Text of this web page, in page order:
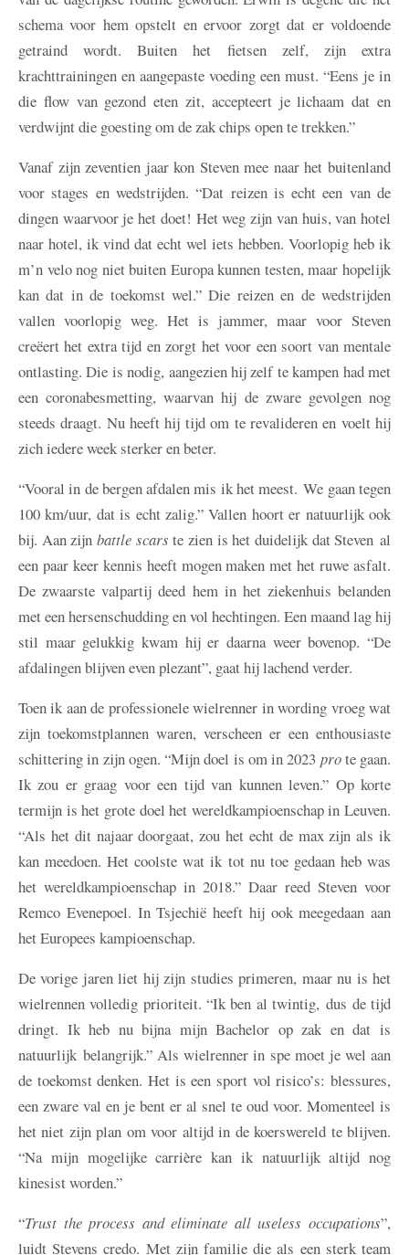
schema voor hem opstelt en ervoor zorgt dat er voldoende
getraind wordt. Buiten het fietsen zelf, zijn extra
krachttrainingen en aangepaste voeding een must. “Eens je in
die flow van gezond eten zit, accepteert je lichaam dat en
verdwijnt die goesting om de zak chips open te trekken.”
Vanaf zijn zeventien jaar kon Steven mee naar het buitenland
voor stages en wedstrijden. “Dat reizen is echt een van de
dingen waarvoor je het doet! Het weg zijn van huis, van hotel
naar hotel, ik vind dat echt wel iets hebben. Voorlopig heb ik
m’n velo nog niet buiten Europa kunnen testen, maar hopelijk
kan dat in de toekomst wel.” Die reizen en de wedstrijden
vallen voorlopig weg. Het is jammer, maar voor Steven
creëert het extra tijd en zorgt het voor een soort van mentale
ontlasting. Die is nodig, aangezien hij zelf te kampen had met
een coronabesmetting, waarvan hij de zware gevolgen nog
steeds draagt. Nu heeft hij tijd om te revalideren en voelt hij
zich iedere week sterker en beter.
“Vooral in de bergen afdalen mis ik het meest. We gaan tegen
100 km/uur, dat is echt zalig.” Vallen hoort er natuurlijk ook
bij. Aan zijn battle scars te zien is het duidelijk dat Steven al
een paar keer kennis heeft mogen maken met het ruwe asfalt.
De zwaarste valpartij deed hem in het ziekenhuis belanden
met een hersenschudding en vol hechtingen. Een maand lag hij
stil maar gelukkig kwam hij er daarna weer bovenop. “De
afdalingen blijven even plezant”, gaat hij lachend verder.
Toen ik aan de professionele wielrenner in wording vroeg wat
zijn toekomstplannen waren, verscheen er een enthousiaste
schittering in zijn ogen. “Mijn doel is om in 2023 prote gaan.
Ik zou er graag voor een tijd van kunnen leven.” Op korte
termijn is het grote doel het wereldkampioenschap in Leuven.
“Als het dit najaar doorgaat, zou het echt de max zijn als ik
kan meedoen. Het coolste wat ik tot nu toe gedaan heb was
het wereldkampioenschap in 2018.” Daar reed Steven voor
Remco Evenepoel. In Tsjechië heeft hij ook meegedaan aan
het Europees kampioenschap.
De vorige jaren liet hij zijn studies primeren, maar nu is het
wielrennen volledig prioriteit. “Ik ben al twintig, dus de tijd
dringt. Ik heb nu bijna mijn Bachelor op zak en dat is
natuurlijk belangrijk.” Als wielrenner in spe moet je wel aan
de toekomst denken. Het is een sport vol risico’s: blessures,
een zware val en je bent er al snel te oud voor. Momenteel is
het niet zijn plan om voor altijd in de koerswereld te blijven.
“Na mijn mogelijke carrière kan ik natuurlijk altijd nog
kinesist worden.”
“Trust the process and eliminate all useless occupations”,
luidt Stevens credo. Met zijn familie die als een sterk team